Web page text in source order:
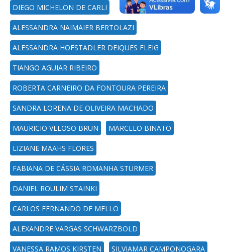
DIEGO MICHELON DE CARLI
ALESSANDRA NAIMAIER BERTOLAZI
ALESSANDRA HOFSTADLER DEIQUES FLEIG
TIANGO AGUIAR RIBEIRO
ROBERTA CARNEIRO DA FONTOURA PEREIRA
SANDRA LORENA DE OLIVEIRA MACHADO
MAURICIO VELOSO BRUN MARCELO BINATO
LIZIANE MAAHS FLORES
FABIANA DE CÁSSIA ROMANHA STURMER
DANIEL ROULIM STAINKI
CARLOS FERNANDO DE MELLO
ALEXANDRE VARGAS SCHWARZBOLD
VANESSA RAMOS KIRSTEN SILVIAMAR CAMPONOGARA